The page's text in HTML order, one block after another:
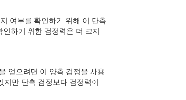
여부를 확인하기 위해 이 단측
하기 위한 검정력은 더 크지
얻으려면 이 양측 검정을 사용
지만 단측 검정보다 검정력이